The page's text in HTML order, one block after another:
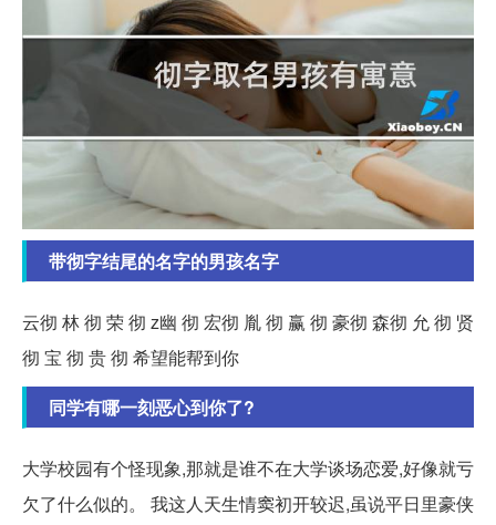
带彻字结尾的名字的男孩名字
云彻 林 彻 荣 彻 z幽 彻 宏彻 胤 彻 赢 彻 豪彻 森彻 允 彻 贤
彻 宝 彻 贵 彻 希望能帮到你
同学有哪一刻恶心到你了?
大学校园有个怪现象,那就是谁不在大学谈场恋爱,好像就亏
欠了什么似的。 我这人天生情窦初开较迟,虽说平日里豪侠